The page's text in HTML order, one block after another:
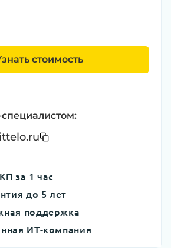
стоимость
специалистом:
за 1 час
до 5 лет
поддержка
ИТ-компания